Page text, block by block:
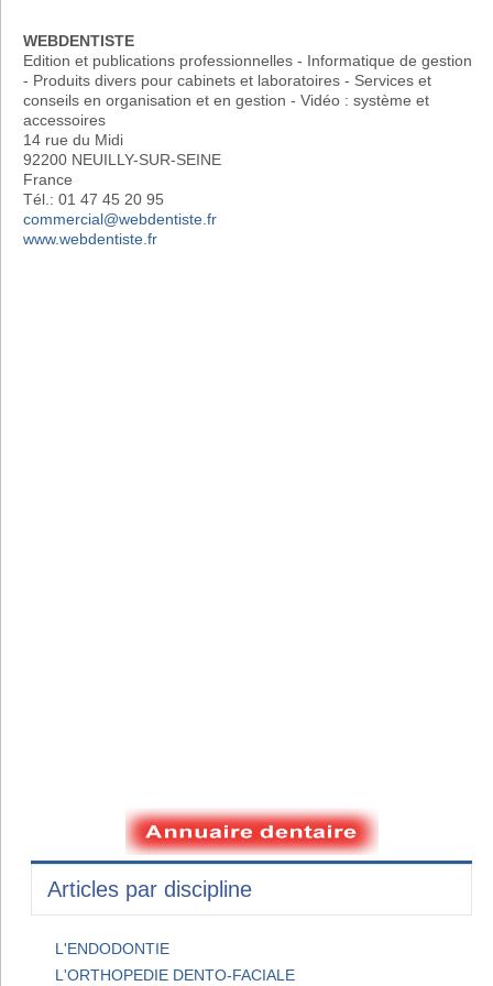
WEBDENTISTE
Edition et publications professionnelles - Informatique de gestion
- Produits divers pour cabinets et laboratoires - Services et
conseils en organisation et en gestion - Vidéo : système et
accessoires
14 rue du Midi
92200 NEUILLY-SUR-SEINE
France
Tél.: 01 47 45 20 95
commercial@webdentiste.fr
www.webdentiste.fr
Articles par discipline
L'ENDODONTIE
L'ORTHOPEDIE DENTO-FACIALE